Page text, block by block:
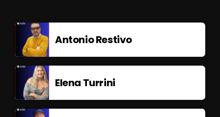
Antonio Restivo
Elena Turrini